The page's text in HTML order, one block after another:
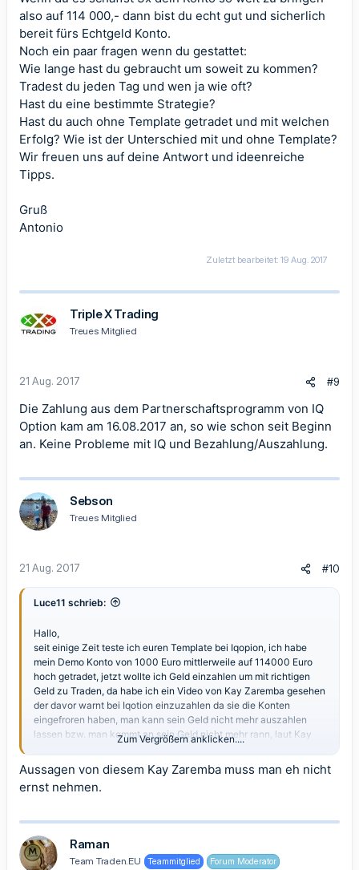
also auf 114 000,- dann bist du echt gut und sicherlich
bereit fürs Echtgeld Konto.
Noch ein paar fragen wenn du gestattet:
Wie lange hast du gebraucht um soweit zu kommen?
Tradest du jeden Tag und wen ja wie oft?
Hast du eine bestimmte Strategie?
Hast du auch ohne Template getradet und mit welchen
Erfolg? Wie ist der Unterschied mit und ohne Template?
Wir freuen uns auf deine Antwort und ideenreiche
Tipps.
Gruß
Antonio
Zuletzt bearbeitet: 19 Aug. 2017
Triple X Trading
Treues Mitglied
21 Aug. 2017 #9
Die Zahlung aus dem Partnerschaftsprogramm von IQ
Option kam am 16.08.2017 an, so wie schon seit Beginn
an. Keine Probleme mit IQ und Bezahlung/Auszahlung.
Sebson
Treues Mitglied
21 Aug. 2017 #10
Luce11 schrieb:
Hallo,
seit einige Zeit teste ich euren Template bei Iqopion, ich habe
mein Demo Konto von 1000 Euro mittlerweile auf 114000 Euro
hoch getradet, jetzt wollte ich Geld einzahlen um mit richtigen
Geld zu Traden, da habe ich ein Video von Kay Zaremba gesehen
der davor warnt bei Iqotion einzuzahlen da sie die Konten
eingefroren haben, man kann sein Geld nicht mehr auszahlen
lassen bzw. man kommt an sein Geld nicht mehr rann, laut Kay
sind noch mehrere Broker betroffen. Meine Frage an euch was ist
da dran, habt Ihr schon was davon gehört oder ist vielleicht einer
von euch selbst betroffen?? über eine Antwort wäre ich euch sehr
dankbar!! Danke an euch alle schon in voraus!!!!
besonders viel nach meine Erfahrungen mit sein bokey pro, aber
ich fühle mich schon verunsichert.
Grüße an euch alle Silvio
Zum Vergrößern anklicken....
Aussagen von diesem Kay Zaremba muss man eh nicht
ernst nehmen.
Raman
Team Traden.EU Teammitglied Forum Moderator